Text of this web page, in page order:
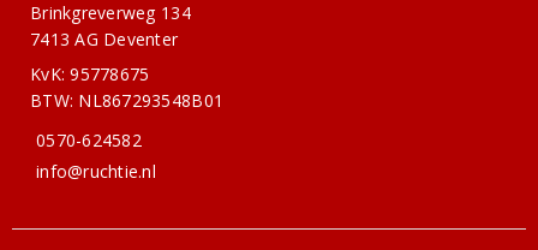
Brinkgreverweg 134
7413 AG Deventer
KvK: 95778675
BTW: NL867293548B01
0570-624582
info@ruchtie.nl